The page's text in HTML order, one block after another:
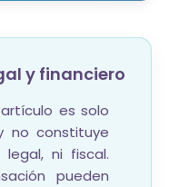
y financiero
es solo
no constituye
legal, ni fiscal.
pueden